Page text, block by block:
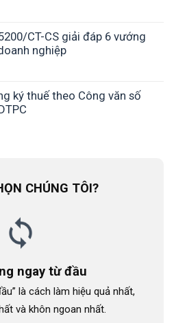
CT-CS giải đáp 6 vướng
nghiệp
ký thuế theo Công văn số
CHÚNG TÔI?
ngay từ đầu
là cách làm hiệu quả nhất,
và khôn ngoan nhất.